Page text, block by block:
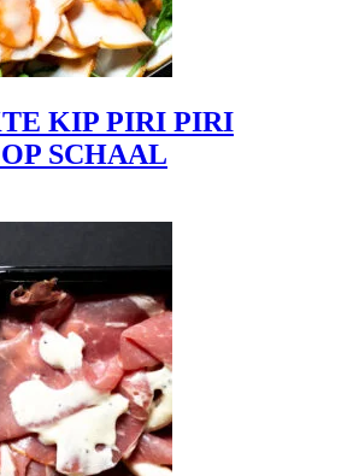
KIP PIRI PIRI
SCHAAL